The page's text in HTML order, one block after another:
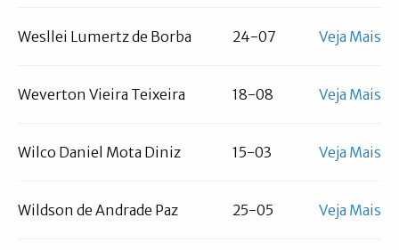
Wesllei Lumertz de Borba 24-07 Veja Mais
Weverton Vieira Teixeira 18-08 Veja Mais
Wilco Daniel Mota Diniz 15-03 Veja Mais
Wildson de Andrade Paz 25-05 Veja Mais